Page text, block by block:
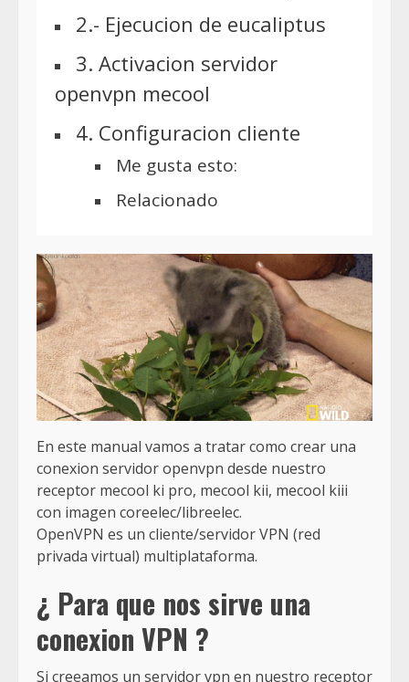
2.- Ejecucion de eucaliptus
3. Activacion servidor
openvpn mecool
4. Configuracion cliente
Me gusta esto:
Relacionado
En este manual vamos a tratar como crear una
conexion servidor openvpn desde nuestro
receptor mecool ki pro, mecool kii, mecool kiii
con imagen coreelec/libreelec.
OpenVPN es un cliente/servidor VPN (red
privada virtual) multiplataforma.
¿ Para que nos sirve una
conexion VPN ?
Si creeamos un servidor vpn en nuestro receptor